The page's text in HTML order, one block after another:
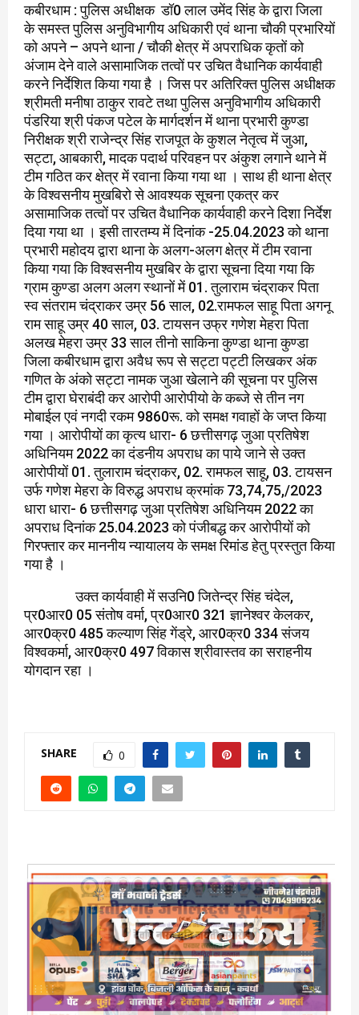
कबीरधाम : पुलिस अधीक्षक डॉ0 लाल उमेंद सिंह के द्वारा जिला
के समस्त पुलिस अनुविभागीय अधिकारी एवं थाना चौकी प्रभारियों
को अपने – अपने थाना / चौकी क्षेत्र में अपराधिक कृतों को
अंजाम देने वाले असामाजिक तत्वों पर उचित वैधानिक कार्यवाही
करने निर्देशित किया गया है । जिस पर अतिरिक्त पुलिस अधीक्षक
श्रीमती मनीषा ठाकुर रावटे तथा पुलिस अनुविभागीय अधिकारी
पंडरिया श्री पंकज पटेल के मार्गदर्शन में थाना प्रभारी कुण्डा
निरीक्षक श्री राजेन्द्र सिंह राजपूत के कुशल नेतृत्व में जुआ,
सट्टा, आबकारी, मादक पदार्थ परिवहन पर अंकुश लगाने थाने में
टीम गठित कर क्षेत्र में रवाना किया गया था । साथ ही थाना क्षेत्र
के विश्वसनीय मुखबिरो से आवश्यक सूचना एकत्र कर
असामाजिक तत्वों पर उचित वैधानिक कार्यवाही करने दिशा निर्देश
दिया गया था । इसी तारतम्य में दिनांक -25.04.2023 को थाना
प्रभारी महोदय द्वारा थाना के अलग-अलग क्षेत्र में टीम रवाना
किया गया कि विश्वसनीय मुखबिर के द्वारा सूचना दिया गया कि
ग्राम कुण्डा अलग अलग स्थानों में 01. तुलाराम चंद्राकर पिता
स्व संतराम चंद्राकर उम्र 56 साल, 02.रामफल साहू पिता अगनू
राम साहू उम्र 40 साल, 03. टायसन उफ्र गणेश मेहरा पिता
अलख मेहरा उम्र 33 साल तीनो साकिना कुण्डा थाना कुण्डा
जिला कबीरधाम द्वारा अवैध रूप से सट्टा पट्टी लिखकर अंक
गणित के अंको सट्टा नामक जुआ खेलाने की सूचना पर पुलिस
टीम द्वारा घेराबंदी कर आरोपी आरोपीयो के कब्जे से तीन नग
मोबाईल एवं नगदी रकम 9860रू. को समक्ष गवाहों के जप्त किया
गया । आरोपीयों का कृत्य धारा- 6 छत्तीसगढ़ जुआ प्रतिषेश
अधिनियम 2022 का दंडनीय अपराध का पाये जाने से उक्त
आरोपीयों 01. तुलाराम चंद्राकर, 02. रामफल साहू, 03. टायसन
उर्फ गणेश मेहरा के विरुद्ध अपराध क्रमांक 73,74,75,/2023
धारा धारा- 6 छत्तीसगढ़ जुआ प्रतिषेश अधिनियम 2022 का
अपराध दिनांक 25.04.2023 को पंजीबद्ध कर आरोपीयों को
गिरफ्तार कर माननीय न्यायालय के समक्ष रिमांड हेतु प्रस्तुत किया
गया है ।
उक्त कार्यवाही में सउनि0 जितेन्द्र सिंह चंदेल,
प्र0आर0 05 संतोष वर्मा, प्र0आर0 321 ज्ञानेश्वर केलकर,
आर0क्र0 485 कल्याण सिंह गेंड्रे, आर0क्र0 334 संजय
विश्वकर्मा, आर0क्र0 497 विकास श्रीवास्तव का सराहनीय
योगदान रहा ।
SHARE 0